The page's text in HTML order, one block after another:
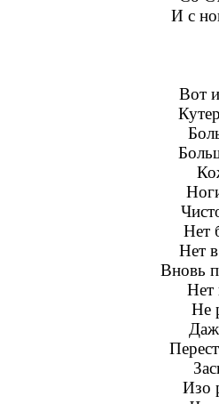
И с
Вот
Нет
Нет
Вновь
Нет
Не
Изо